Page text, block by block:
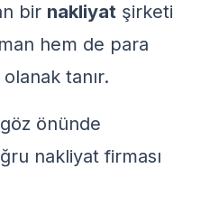
bir nakliyat şirketi
hem de para
tanır.
önünde
nakliyat firması